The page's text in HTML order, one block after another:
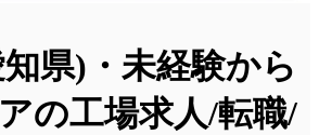
県)・未経験から
の工場求人/転職/